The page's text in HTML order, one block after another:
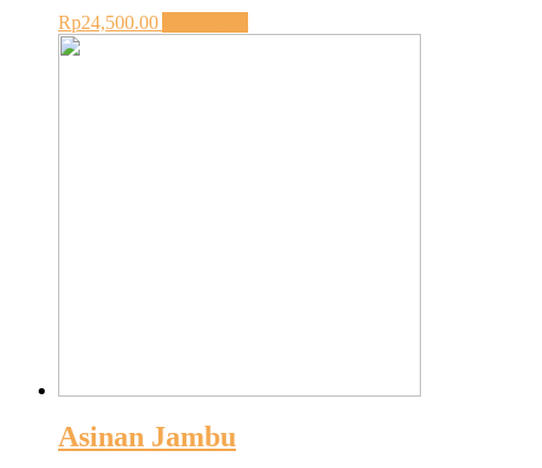
Rp24,500.00
Asinan Jambu